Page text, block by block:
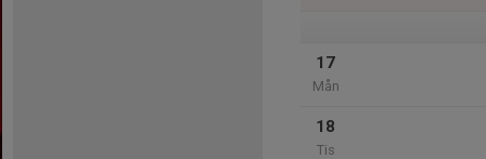
17
Mån
18
Tis